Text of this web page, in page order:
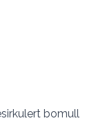
bomull